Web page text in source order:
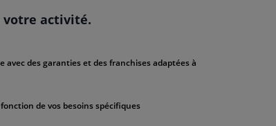
votre activité.
avec des garanties et des franchises adaptées à
de vos besoins spécifiques